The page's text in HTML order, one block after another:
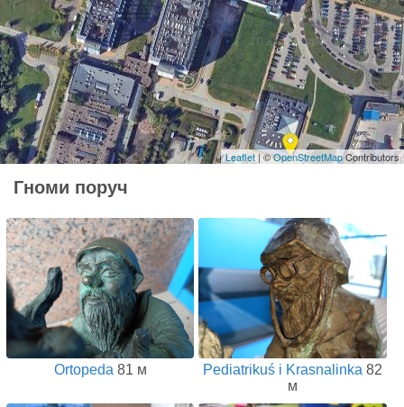
Leaflet| ©OpenStreetMapContributors
Гноми поруч
Ortopeda 81 м Pediatrikuś i Krasnalinka 82
м